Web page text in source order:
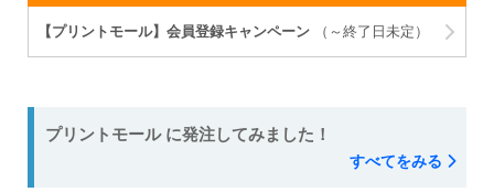
【プリントモール】会員登録キャンペーン （～終了日未定）
プリントモール に発注してみました！
すべてをみる